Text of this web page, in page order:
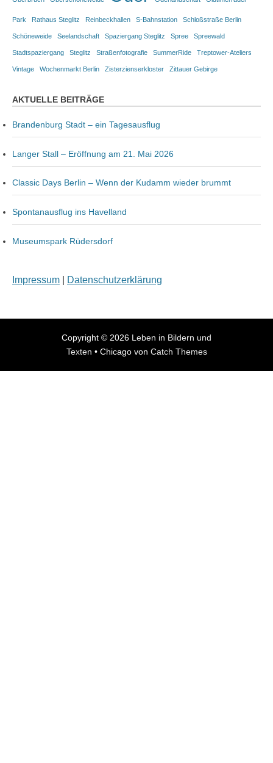
Park Rathaus Steglitz Reinbeckhallen S-Bahnstation Schloßstraße Berlin
Schöneweide Seelandschaft Spaziergang Steglitz Spree Spreewald
Stadtspaziergang Steglitz Straßenfotografie SummerRide Treptower-Ateliers
Vintage Wochenmarkt Berlin Zisterzienserkloster Zittauer Gebirge
AKTUELLE BEITRÄGE
Brandenburg Stadt – ein Tagesausflug
Langer Stall – Eröffnung am 21. Mai 2026
Classic Days Berlin – Wenn der Kudamm wieder brummt
Spontanausflug ins Havelland
Museumspark Rüdersdorf
Impressum Datenschutzerklärung
Copyright © 2026 Leben in Bildern und
Texten • Chicago von Catch Themes